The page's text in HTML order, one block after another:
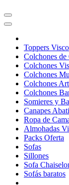
Toppers
Colchones de
Colchones
Colchones
Colchones
Colchones
Somieres y
Canapes
Ropa de
Almohadas
Packs Oferta
Sofas
Sillones
Sofa
Sofás baratos